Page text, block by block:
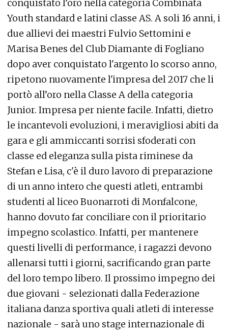
conquistato l’oro nella categoria Combinata
Youth standard e latini classe AS. A soli 16 anni, i
due allievi dei maestri Fulvio Settomini e
Marisa Benes del Club Diamante di Fogliano
dopo aver conquistato l'argento lo scorso anno,
ripetono nuovamente l'impresa del 2017 che li
portò all’oro nella Classe A della categoria
Junior. Impresa per niente facile. Infatti, dietro
le incantevoli evoluzioni, i meravigliosi abiti da
gara e gli ammiccanti sorrisi sfoderati con
classe ed eleganza sulla pista riminese da
Stefan e Lisa, c'è il duro lavoro di preparazione
di un anno intero che questi atleti, entrambi
studenti al liceo Buonarroti di Monfalcone,
hanno dovuto far conciliare con il prioritario
impegno scolastico. Infatti, per mantenere
questi livelli di performance, i ragazzi devono
allenarsi tutti i giorni, sacrificando gran parte
del loro tempo libero. Il prossimo impegno dei
due giovani - selezionati dalla Federazione
italiana danza sportiva quali atleti di interesse
nazionale - sarà uno stage internazionale di